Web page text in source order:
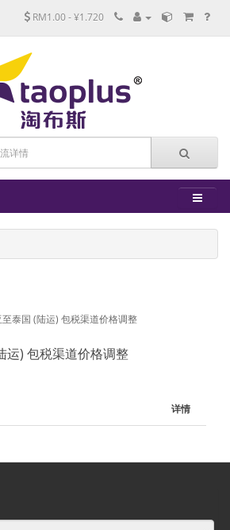
RM1.00 - ¥1.720
泰国 (陆运) 包税渠道价格调整
运) 包税渠道价格调整
详情